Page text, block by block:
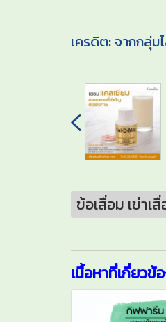
เครดิต: จากกลุ่
ข้อเสื่อม เข่าเ
เนื้อหาที่เกี่ยวข้